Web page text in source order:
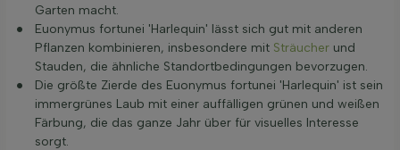
Garten macht.
Euonymus fortunei 'Harlequin' lässt sich gut mit anderen
Pflanzen kombinieren, insbesondere mit Sträucher und
Stauden, die ähnliche Standortbedingungen bevorzugen.
Die größte Zierde des Euonymus fortunei 'Harlequin' ist sein
immergrünes Laub mit einer auffälligen grünen und weißen
Färbung, die das ganze Jahr über für visuelles Interesse
sorgt.